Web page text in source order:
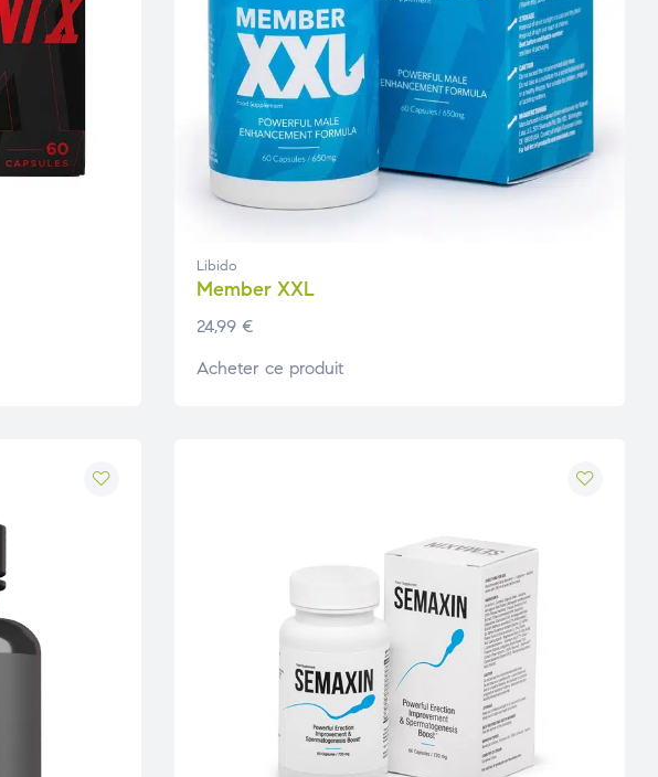
Libido
Member XXL
24,99 €
Acheter ce produit